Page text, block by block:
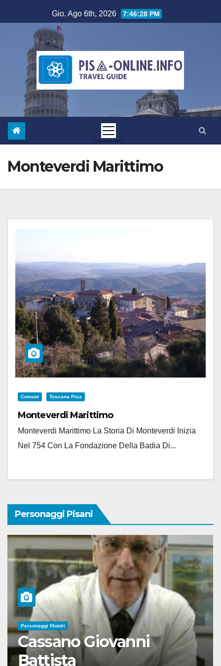
al
contenuto
Gio. Ago 6th, 2026 7:46:28 PM
Monteverdi Marittimo
Comuni Toscana Pisa
Monteverdi Marittimo
Monteverdi Marittimo La Storia Di Monteverdi Inizia
Nel 754 Con La Fondazione Della Badia Di...
Personaggi Pisani
Personaggi Illustri
Cassano Giovanni
Battista